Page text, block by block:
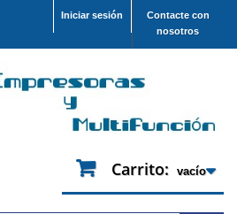
Contacte con
nosotros
Iniciar sesión
Carrito: vacío